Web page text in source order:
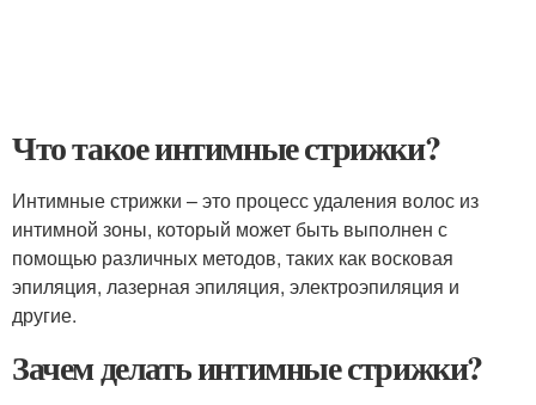
Что такое интимные стрижки?
Интимные стрижки – это процесс удаления волос из
интимной зоны, который может быть выполнен с
помощью различных методов, таких как восковая
эпиляция, лазерная эпиляция, электроэпиляция и
другие.
Зачем делать интимные стрижки?